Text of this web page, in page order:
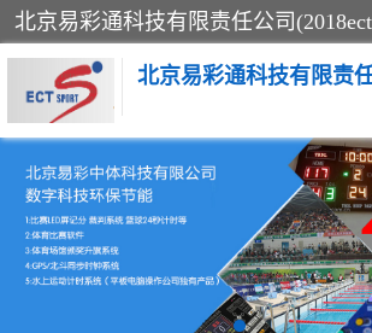
北京易彩通科技有限责
记分系统 游泳计
智能颁奖旗系统 GPS同
计时计分及成绩处理系统 计时记